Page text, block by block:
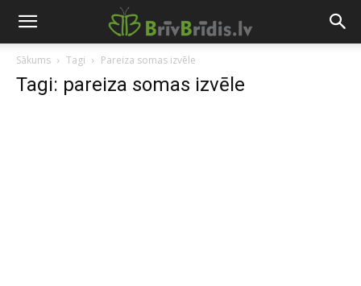
Sākums Tagi Pareiza somas izvēle
Tagi: pareiza somas izvēle